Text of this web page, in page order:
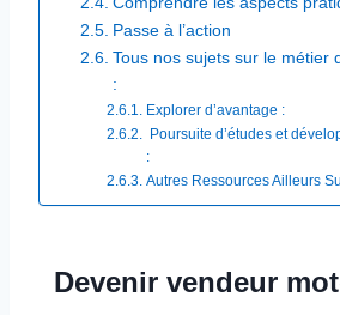
Passe à l’action
Tous nos sujets sur le métier
:
Explorer d’avantage :
Poursuite d’études et
: ​
Autres Ressources Ailleurs
Devenir vendeur